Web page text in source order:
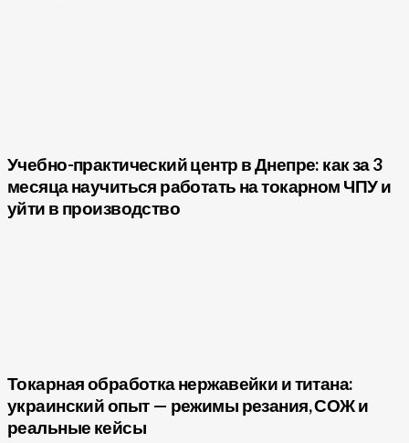
Учебно-практический центр в Днепре: как за 3
месяца научиться работать на токарном ЧПУ и
уйти в производство
Токарная обработка нержавейки и титана:
украинский опыт — режимы резания, СОЖ и
реальные кейсы